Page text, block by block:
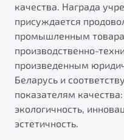
Элегантный и
от 1 699 990 ₽*
Обзор В наличии
Узнайте о специальных
автомобиля Belgee
Подробно
Клиентская поддержка
качества. Награда
присуждается
промышленным
производственно-
произведенным
Беларусь и
показателям
экологичность,
эстетичность.